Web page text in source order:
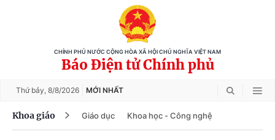
CHÍNH PHỦ NƯỚC CỘNG HÒA XÃ HỘI CHỦ NGHĨA VIỆT NAM
Báo Điện tử Chính phủ
Thứ bảy, 8/8/2026 MỚI NHẤT
Khoa giáo Giáo dục Khoa học - Công nghệ